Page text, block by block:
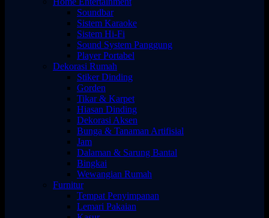
Soundbar
Sistem Karaoke
Sistem Hi-Fi
Sound System Panggung
Player Portabel
Dekorasi Rumah
Stiker Dinding
Gorden
Tikar & Karpet
Hiasan Dinding
Dekorasi Aksen
Bunga & Tanaman Artifisial
Jam
Dalaman & Sarung Bantal
Bingkai
Wewangian Rumah
Furnitur
Tempat Penyimpanan
Lemari Pakaian